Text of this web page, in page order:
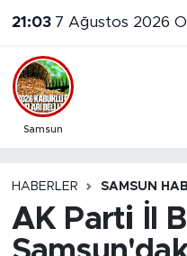
21:03 7 Ağustos 2026 On
Samsun
HABERLER SAMSUN
AK Parti İl
Samsun Namaz
Trafik Durumu
Süper Lig Puan
Son Dakika